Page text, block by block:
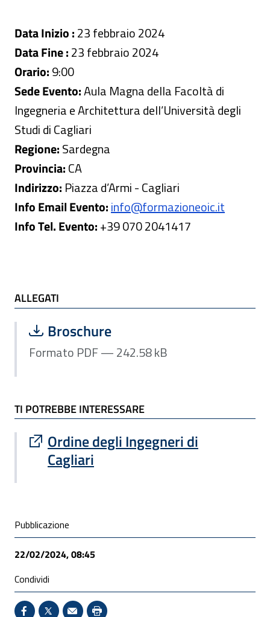
Data Inizio :23 febbraio 2024
Data Fine :23 febbraio 2024
Orario:9:00
Sede Evento:Aula Magna della Facoltà di
Ingegneria e Architettura dell’Università degli
Studi di Cagliari
Regione:Sardegna
Provincia:CA
Indirizzo: Piazza d’Armi - Cagliari
Info Email Evento:info@formazioneoic.it
Info Tel. Evento:+39 070 2041417
ALLEGATI e TI POTREBBE INTERESSARE
ALLEGATI
Scarica file:
Broschure
Formato PDF — Dimensione 242.58 kB
Formato PDF — 242.58 kB
TI POTREBBE INTERESSARE
Ordine degli Ingegneri di
Cagliari
Sito esterno : apre una nuova finestra
Condivisione social
Pubblicazione
22/02/2024, 08:45
Condividi